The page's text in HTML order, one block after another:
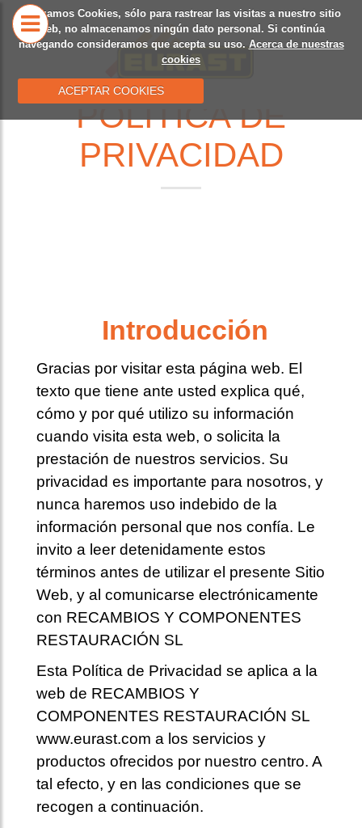
Utilizamos Cookies, sólo para rastrear las visitas a nuestro sitio
web, no almacenamos ningún dato personal. Si continúa
navegando consideramos que acepta su uso. Acerca de nuestras
cookies
ACEPTAR COOKIES
INICIO
NUESTRA
HISTORIA
POLÍTICA DE
PRIVACIDAD
Introducción
Gracias por visitar esta página web. El
texto que tiene ante usted explica qué,
cómo y por qué utilizo su información
cuando visita esta web, o solicita la
prestación de nuestros servicios. Su
privacidad es importante para nosotros, y
nunca haremos uso indebido de la
información personal que nos confía. Le
invito a leer detenidamente estos
términos antes de utilizar el presente Sitio
Web, y al comunicarse electrónicamente
con RECAMBIOS Y COMPONENTES
RESTAURACIÓN SL
Esta Política de Privacidad se aplica a la
web de RECAMBIOS Y
COMPONENTES RESTAURACIÓN SL
www.eurast.com a los servicios y
productos ofrecidos por nuestro centro. A
tal efecto, y en las condiciones que se
recogen a continuación.